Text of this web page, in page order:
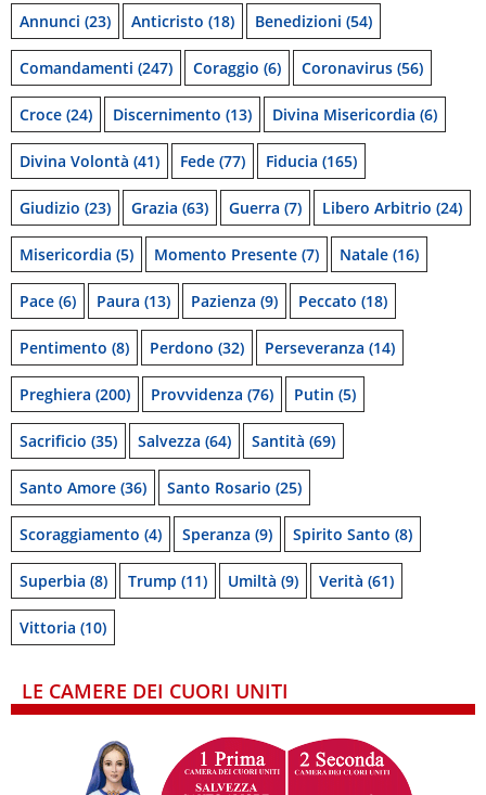
Annunci (23) Anticristo (18) Benedizioni (54)
Comandamenti (247) Coraggio (6) Coronavirus (56)
Croce (24) Discernimento (13) Divina Misericordia (6)
Divina Volontà (41) Fede (77) Fiducia (165)
Giudizio (23) Grazia (63) Guerra (7) Libero Arbitrio (24)
Misericordia (5) Momento Presente (7) Natale (16)
Pace (6) Paura (13) Pazienza (9) Peccato (18)
Pentimento (8) Perdono (32) Perseveranza (14)
Preghiera (200) Provvidenza (76) Putin (5)
Sacrificio (35) Salvezza (64) Santità (69)
Santo Amore (36) Santo Rosario (25)
Scoraggiamento (4) Speranza (9) Spirito Santo (8)
Superbia (8) Trump (11) Umiltà (9) Verità (61)
Vittoria (10)
LE CAMERE DEI CUORI UNITI